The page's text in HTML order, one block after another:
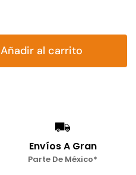
Añadir al carrito
Envíos A Gran
Parte De México*